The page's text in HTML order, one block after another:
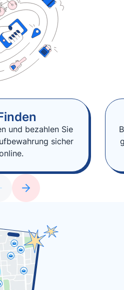
und bezahlen Sie
sicher